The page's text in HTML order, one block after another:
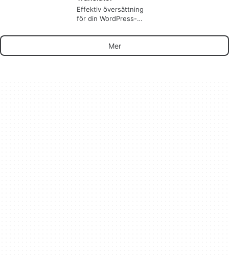
Effektiv översättning
för din WordPress-
Mer